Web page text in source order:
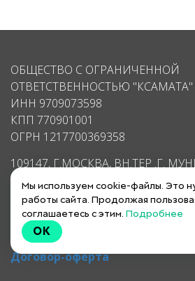
ОБЩЕСТВО С ОГРАНИЧЕННОЙ
ОТВЕТСТВЕННОСТЬЮ "КСАМАТА"
ИНН 9709073598
КПП 770901001
ОГРН 1217700369358
109147, Г.МОСКВА, ВН.ТЕР .Г.
ОКРУГ ТАГАНСКИЙ,
почта: sp@ksamata.ru
Политика конфиденциальности
Договор-оферта
Мы используем cookie-файлы. Это
работы сайта. Продолжая
соглашаетесь с этим. Подробнее
OK